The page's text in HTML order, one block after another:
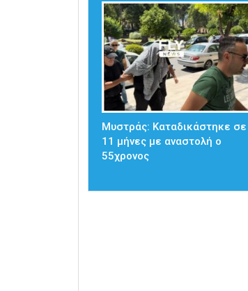
Μυστράς: Καταδικάστηκε σε
11 μήνες με αναστολή ο
55χρονος